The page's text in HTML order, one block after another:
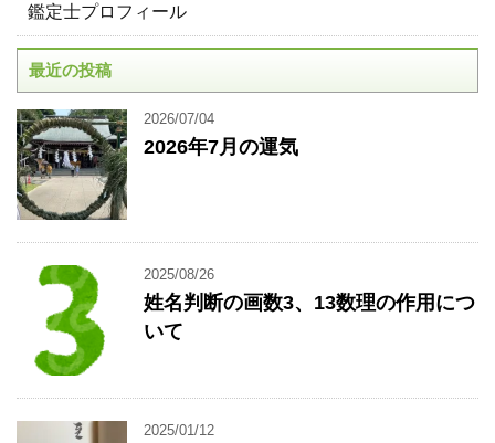
鑑定士プロフィール
最近の投稿
2026/07/04
2026年7月の運気
2025/08/26
姓名判断の画数3、13数理の作用につ
いて
2025/01/12